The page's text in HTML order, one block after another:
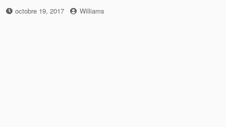
Posted
octobre 19, 2017 by
Williams